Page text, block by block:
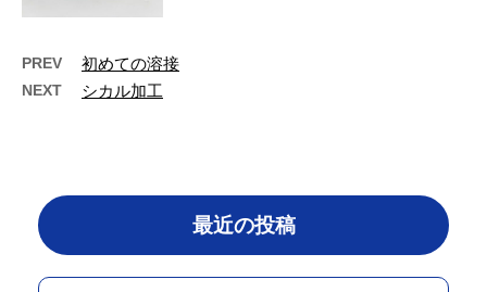
PREV 初めての溶接
NEXT シカル加工
最近の投稿